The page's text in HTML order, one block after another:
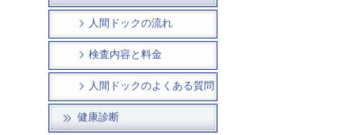
人間ドックの流れ
検査内容と料金
人間ドックのよくある質問
健康診断